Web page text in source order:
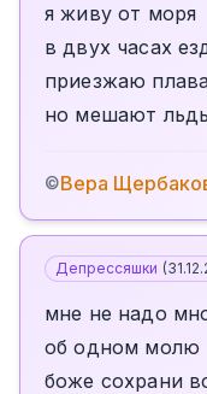
я живу от моря
в двух часах
приезжаю
но мешают
©Вера
Депрессяшки (
мне не надо
об одном молю
боже сохрани